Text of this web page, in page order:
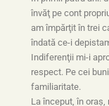
învăţ pe cont
am împărţit în trei
îndată ce-i
Indiferenţii mi-i
respect. Pe cei
familiaritate.
La început, în oraş,